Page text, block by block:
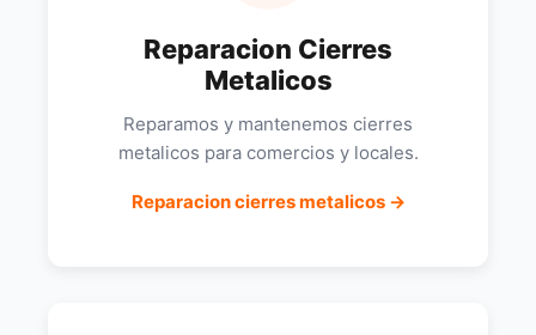
Reparacion Cierres
Metalicos
Reparamos y mantenemos cierres
metalicos para comercios y locales.
Reparacion cierres metalicos →